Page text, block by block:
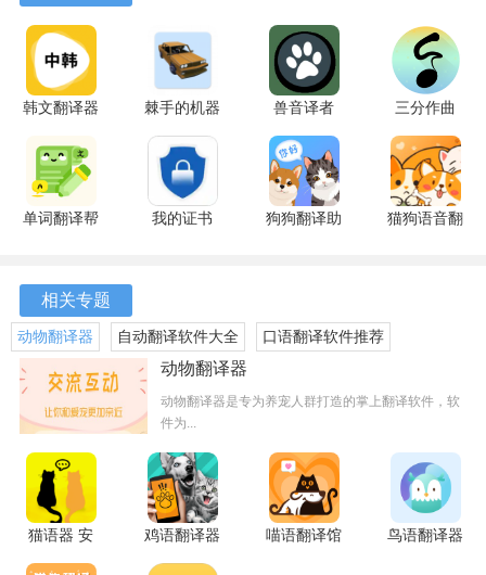
2、作为铲屎官，您是否经常遇到宠物对您爱答不理的情况猫
语翻译王可以帮助您解决这个，让您和宠物之间的沟通更加
顺畅和有趣。
3、通过使用猫语翻译王，您可以更加了解和亲近自己的爱
宠，让您和宠物之间的关系更加亲密。
APP亮点
2、这可以让您的养宠体验更加有趣，让您和宠物之间的沟通
更加顺畅和愉快。
3、能帮助您和宠物之间的沟通，让您的养宠体验更加有趣和
愉快。
韩文翻译器
版
棘手的机器
1.1.132.6
安卓版
兽音译者
1.5 最新版
三分作曲
8.12.9 安卓
版
单词翻译帮
我的证书
狗狗翻译助
猫狗语音翻
相关专题
动物翻译器 自动翻译软件大全 口语翻译软件推荐
动物翻译器
动物翻译器是专为养宠人群打造的掌上翻译软件，软
件为...
猫语器 安
卓版
鸡语翻译器
2.4.5 官方
喵语翻译馆
鸟语翻译器